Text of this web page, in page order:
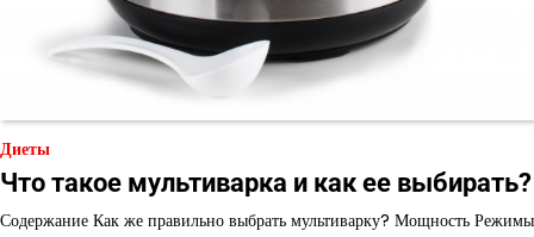
Диеты
Что такое мультиварка и как ее выбирать?
Содержание Как же правильно выбрать мультиварку? Мощность Режимы